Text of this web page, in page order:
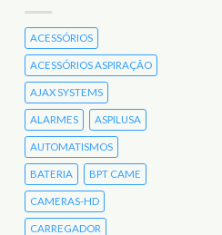
ACESSÓRIOS
ACESSÓRIOS ASPIRAÇÃO
AJAX SYSTEMS
ALARMES ASPILUSA
AUTOMATISMOS
BATERIA BPT CAME
CAMERAS-HD
CARREGADOR